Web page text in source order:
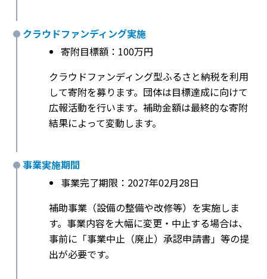
クラウドファンディング実施
寄附目標額：100万円
クラウドファンディング型ふるさと納税を利用
して寄附を募ります。団体は目標達成に向けて
広報活動を行います。補助金額は最終的な寄附
結果によって変動します。
事業実施期間
事業完了期限：2027年02月28日
補助事業（設備の整備や改修等）を実施しま
す。事業内容を大幅に変更・中止する場合は、
事前に「事業中止（廃止）承認申請書」等の提
出が必要です。